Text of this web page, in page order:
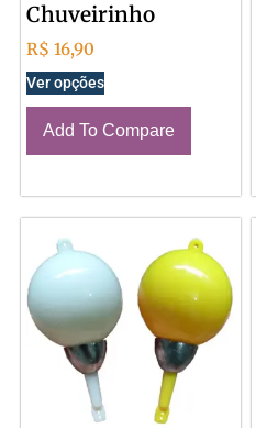
Chuveirinho
R$ 16,90
Ver opções
Add To Compare